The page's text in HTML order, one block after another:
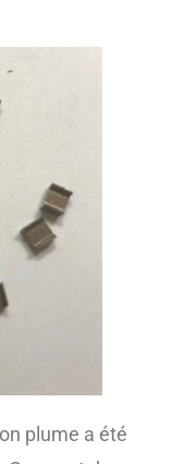
plume a été